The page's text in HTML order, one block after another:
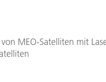
MEO-Satelliten mit